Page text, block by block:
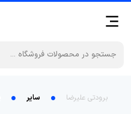
برودتی علیرضا سایر